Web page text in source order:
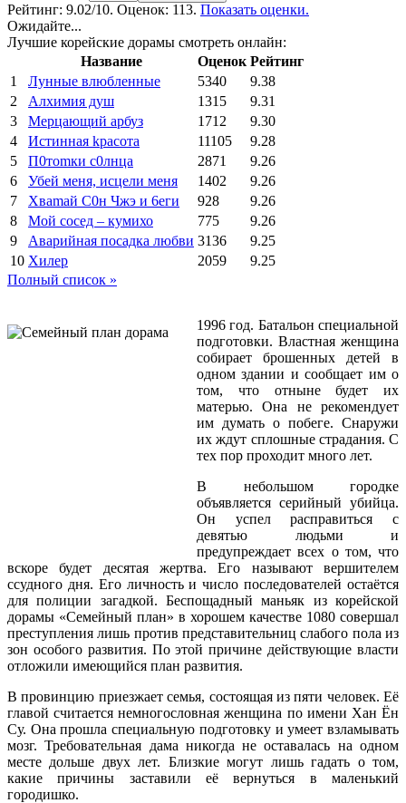
Рейтинг: 9.02/10. Оценок: 113. Показать оценки.
Ожидайте...
Лучшие корейские дорамы смотреть онлайн:
Название
Оценок Рейтинг
1
Лунные влюбленные 5340
9.38
2
Алхимия душ 1315
9.31
3
Мерцающий арбуз 1712
9.30
4
Иcтиннaя kрасoтa 11105
9.28
5
П0тоmки c0лнцa 2871
9.26
6
Убей меня, исцели меня 1402
9.26
7
Xваmай С0н Чжэ и 6еги 928
9.26
8
Мой сосед – кумихо 775
9.26
9
Аварийная посадка любви 3136
9.25
10 Хилер 2059
9.25
Полный список »
1996 год. Батальон специальной
подготовки. Властная женщина
собирает брошенных детей в
одном здании и сообщает им о
том, что отныне будет их
матерью. Она не рекомендует
им думать о побеге. Снаружи
их ждут сплошные страдания. С
тех пор проходит много лет.
В небольшом городке
объявляется серийный убийца.
Он успел расправиться с
девятью людьми и
предупреждает всех о том, что
вскоре будет десятая жертва. Его называют вершителем
ссудного дня. Его личность и число последователей остаётся
для полиции загадкой. Беспощадный маньяк из корейской
дорамы «Семейный план» в хорошем качестве 1080 совершал
преступления лишь против представительниц слабого пола из
зон особого развития. По этой причине действующие власти
отложили имеющийся план развития.
В провинцию приезжает семья, состоящая из пяти человек. Её
главой считается немногословная женщина по имени Хан Ён
Су. Она прошла специальную подготовку и умеет взламывать
мозг. Требовательная дама никогда не оставалась на одном
месте дольше двух лет. Близкие могут лишь гадать о том,
какие причины заставили её вернуться в маленький
городишко.